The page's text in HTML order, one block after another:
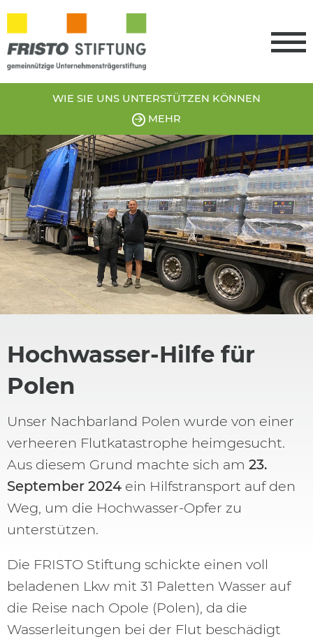
WIE SIE UNS UNTERSTÜTZEN KÖNNEN
MEHR
Hochwasser-Hilfe für
Polen
Unser Nachbarland Polen wurde von einer
verheeren Flutkatastrophe heimgesucht.
Aus diesem Grund machte sich am 23.
September 2024 ein Hilfstransport auf den
Weg, um die Hochwasser-Opfer zu
unterstützen.
Die FRISTO Stiftung schickte einen voll
beladenen Lkw mit 31 Paletten Wasser auf
die Reise nach Opole (Polen), da die
Wasserleitungen bei der Flut beschädigt